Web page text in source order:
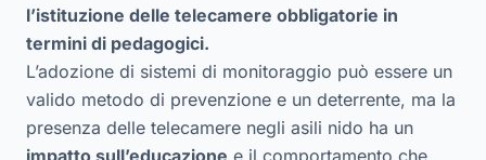
l’istituzione delle telecamere obbligatorie in
termini di pedagogici.
L’adozione di sistemi di monitoraggio può essere un
valido metodo di prevenzione e un deterrente, ma la
presenza delle telecamere negli asili nido ha un
impatto sull’educazione e il comportamento che